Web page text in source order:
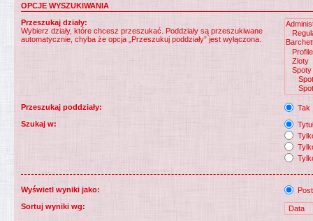
OPCJE WYSZUKIWANIA
Przeszukaj działy:
Wybierz działy, które chcesz przeszukać. Poddziały są przeszukiwane
automatycznie, chyba że opcja „Przeszukuj poddziały” jest wyłączona.
Przeszukaj poddziały:
Tak
Szukaj w:
Wyświetl wyniki jako:
Sortuj wyniki wg: